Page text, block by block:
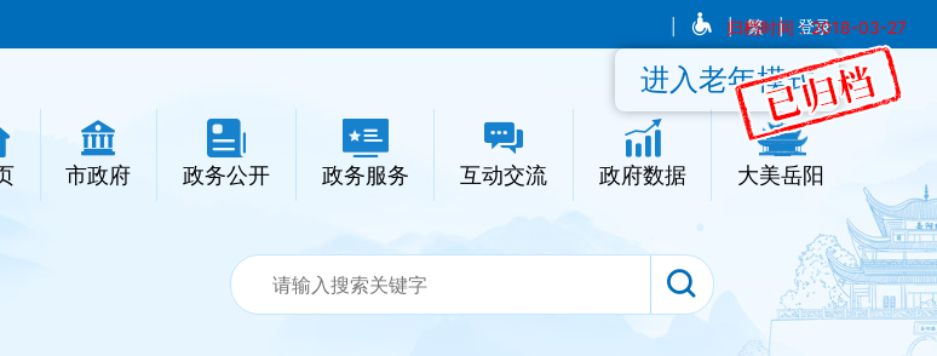
归档时间：2018-03-27
|繁| 登录
市政府 政务公开 政务服务 互动交流 政府数据 大美岳阳
进入老年模式